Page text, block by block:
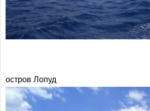
остров Лопуд